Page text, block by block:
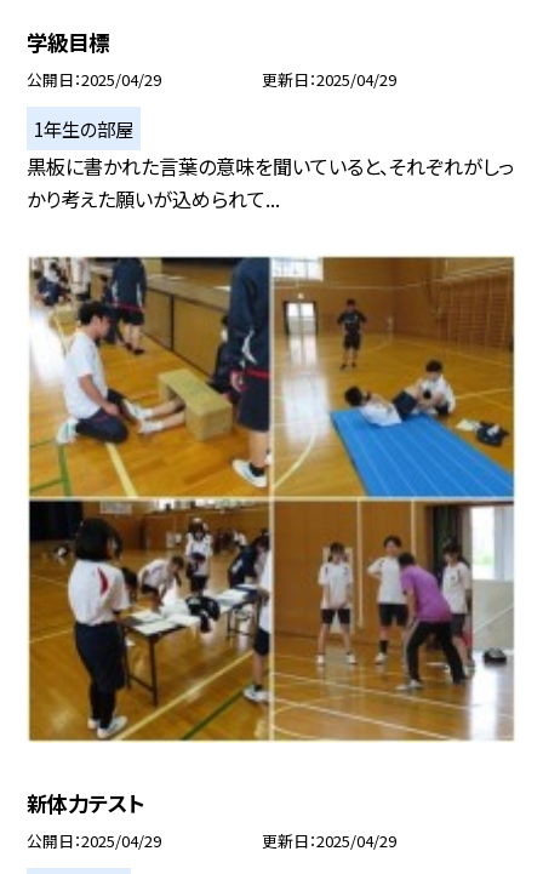
学級目標
公開日 2025/04/29 更新日 2025/04/29
1年生の部屋
黒板に書かれた言葉の意味を聞いていると、それぞれがしっ
かり考えた願いが込められて...
新体力テスト
公開日 2025/04/29 更新日 2025/04/29